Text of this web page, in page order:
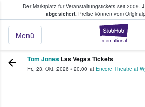
Der Marktplatz für Veranstaltungstickets seit 2009.
abgesichert.Preise können vom
Menü
Tickets kaufen &
Tom Jones Las Vegas Tickets
Fr., 23. Okt. 2026 • 20:00 at Encore Theatre at